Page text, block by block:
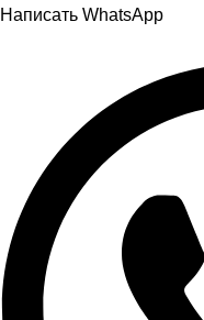
Написать WhatsApp